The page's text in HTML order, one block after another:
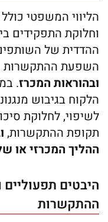
הליווי המשפטי
וחלוקת התפקידים
ההדדית של
השפעת ההתקשרות
ובהוראות המכרז.
הלקוח בגיבוש
לשיפוי, לחלוקת
תקופת ההתקשרות,
ההליך המכרזי או
היבטים
ההתקשרות